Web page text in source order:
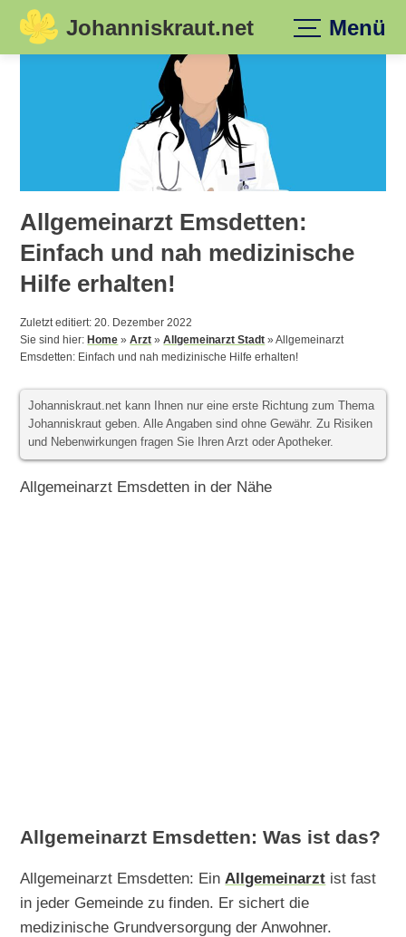
Skip
Johanniskraut.net Menü
Allgemeinarzt Emsdetten:
Einfach und nah medizinische
Hilfe erhalten!
Zuletzt editiert: 20. Dezember 2022
Sie sind hier:Home »Arzt »Allgemeinarzt Stadt »Allgemeinarzt
Emsdetten: Einfach und nah medizinische Hilfe erhalten!
Johanniskraut.net kann Ihnen nur eine erste Richtung zum Thema
Johanniskraut geben. Alle Angaben sind ohne Gewähr. Zu Risiken
und Nebenwirkungen fragen Sie Ihren Arzt oder Apotheker.
Allgemeinarzt Emsdetten in der Nähe
Allgemeinarzt Emsdetten: Was ist das?
Allgemeinarzt Emsdetten: Ein Allgemeinarzt ist fast
in jeder Gemeinde zu finden. Er sichert die
medizinische Grundversorgung der Anwohner.